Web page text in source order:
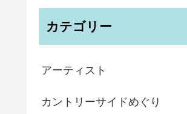
カテゴリー
アーティスト
カントリーサイドめぐり